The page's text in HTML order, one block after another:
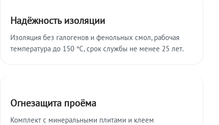
Надёжность изоляции
Изоляция без галогенов и фенольных смол, рабочая
температура до 150 °C, срок службы не менее 25 лет.
Огнезащита проёма
Комплект с минеральными плитами и клеем